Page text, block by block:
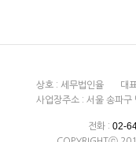
상호 : 세무법인율 대
사업장주소 : 서울 송파
전화 : 02-